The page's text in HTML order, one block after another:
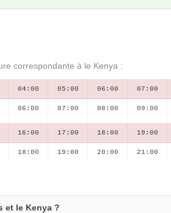
correspondante à le Kenya :
04:00 05:00 06:00 07:00
06:00 07:00 08:00 09:00
16:00 17:00 18:00 19:00
18:00 19:00 20:00 21:00
et le Kenya ?